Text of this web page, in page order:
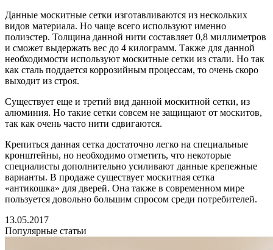
Данные москитные сетки изготавливаются из нескольких
видов материала. Но чаще всего используют именно
полиэстер. Толщина данной нити составляет 0,8 миллиметров
и сможет выдержать вес до 4 килограмм. Также для данной
необходимости используют москитные сетки из стали. Но так
как сталь поддается коррозийным процессам, то очень скоро
выходит из строя.
Существует еще и третий вид данной москитной сетки, из
алюминия. Но такие сетки совсем не защищают от москитов,
так как очень часто нити сдвигаются.
Крепиться данная сетка достаточно легко на специальные
кронштейны, но необходимо отметить, что некоторые
специалисты дополнительно усиливают данные крепежные
варианты. В продаже существует москитная сетка
«антикошка» для дверей. Она также в современном мире
пользуется довольно большим спросом среди потребителей.
13.05.2017
Популярные статьи